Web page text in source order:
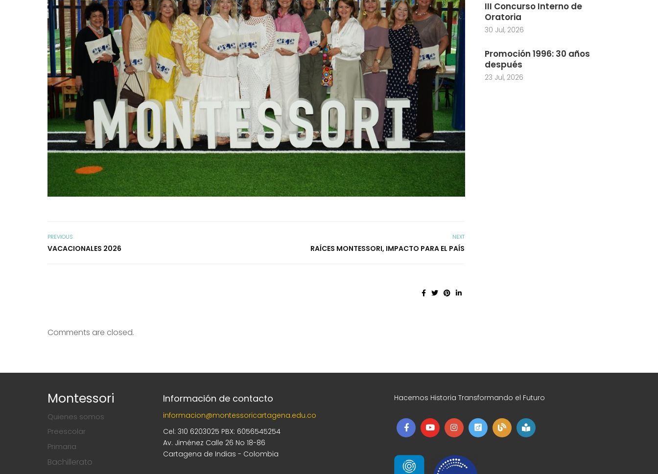
PREVIOUS
VACACIONALES 2026
NEXT
RAÍCES MONTESSORI, IMPACTO PARA EL PAÍS
Comments are closed.
III Concurso Interno de
Oratoria
30 Jul, 2026
Promoción 1996: 30 años
después
23 Jul, 2026
Montessori
Quienes somos
Preescolar
Primaria
Bachillerato
Información de contacto
informacion@montessoricartagena.edu.co
Cel: 310 6203025 PBX: 6056545254
Av. Jiménez Calle 26 No 18-86
Cartagena de Indias - Colombia
Hacemos Historia Transformando el Futuro